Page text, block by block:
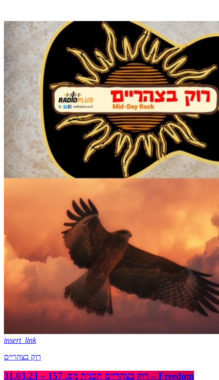
insert_link
רוק בצהריים
רוק בצהריים תכנית מס. 157 – 31.03.23 – Freedom